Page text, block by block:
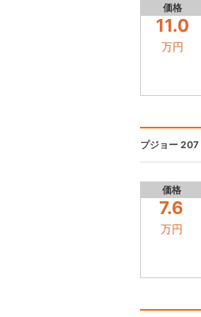
価格
11.0
万円
プジョー 207
価格
7.6
万円